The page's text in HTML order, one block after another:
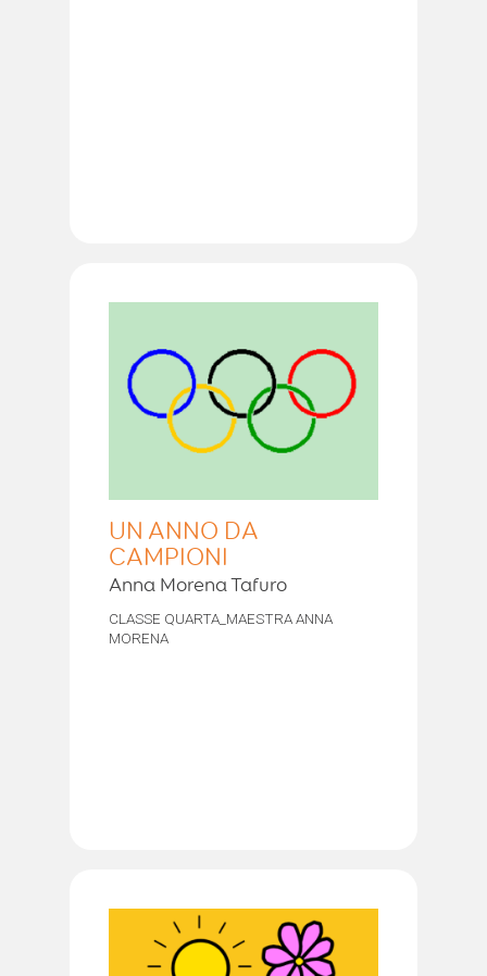
UN ANNO DA
CAMPIONI
Anna Morena Tafuro
CLASSE QUARTA_MAESTRA ANNA
MORENA